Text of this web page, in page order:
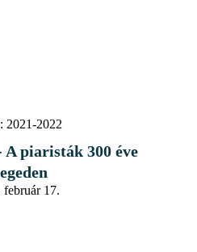
2021-2022
piaristák 300 éve
február 17.